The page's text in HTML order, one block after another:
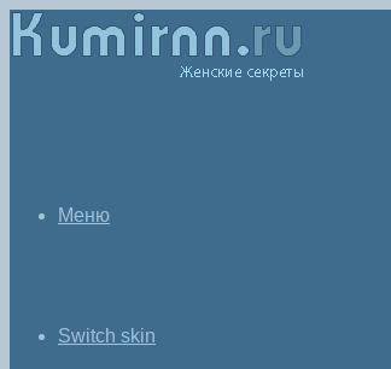
Меню
Switch skin